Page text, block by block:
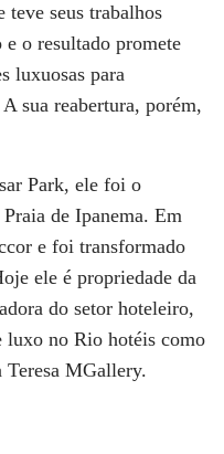
teve seus trabalhos
o resultado promete
luxuosas para
A sua reabertura, porém,
Park, ele foi o
de Ipanema. Em
e foi transformado
ele é propriedade da
do setor hoteleiro,
luxo no Rio hotéis como
Teresa MGallery.